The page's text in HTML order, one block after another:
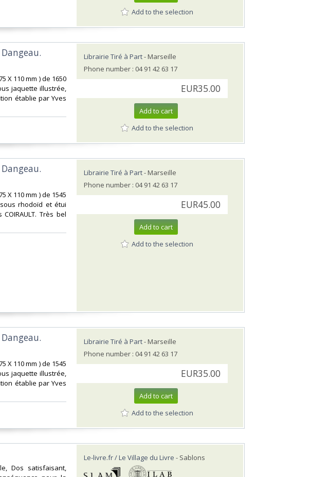
Add to the selection
X 110 mm ) de 1650
jaquette illustrée,
établie par Yves
Librairie Tiré à Part- Marseille
Phone number : 04 91 42 63 17
EUR35.00
Add to cart
Add to the selection
X 110 mm ) de 1545
rhodoïd et étui
Très bel
Librairie Tiré à Part- Marseille
Phone number : 04 91 42 63 17
EUR45.00
Add to cart
Add to the selection
X 110 mm ) de 1545
jaquette illustrée,
établie par Yves
Librairie Tiré à Part- Marseille
Phone number : 04 91 42 63 17
EUR35.00
Add to cart
Add to the selection
Dos satisfaisant,
Le-livre.fr / Le Village du Livre - Sablons